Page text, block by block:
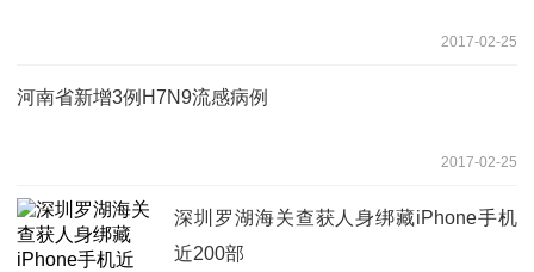
2017-02-25
河南省新增3例H7N9流感病例
2017-02-25
深圳罗湖海关查获人身绑藏iPhone手机
近200部